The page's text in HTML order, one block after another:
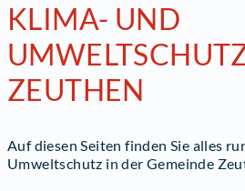
KLIMA- UND
ZEUTHEN
Auf diesen Seiten finden Sie alles
Umweltschutz in der Gemeinde